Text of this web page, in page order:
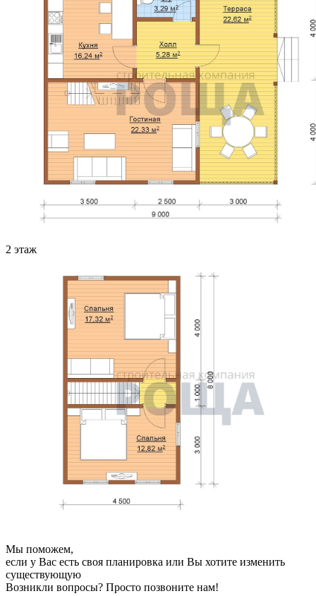
2 этаж
Мы поможем,
если у Вас есть своя планировка или Вы хотите изменить
существующую
Возникли вопросы? Просто позвоните нам!